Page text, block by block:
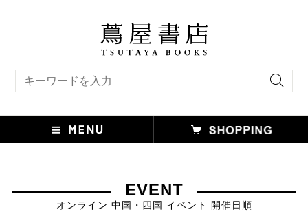
EVENT
オンライン 中国・四国 イベント 開催日順